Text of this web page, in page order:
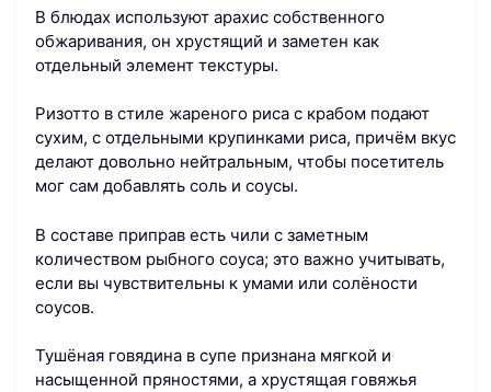
В блюдах используют арахис собственного
обжаривания, он хрустящий и заметен как
отдельный элемент текстуры.
Ризотто в стиле жареного риса с крабом подают
сухим, с отдельными крупинками риса, причём вкус
делают довольно нейтральным, чтобы посетитель
мог сам добавлять соль и соусы.
В составе приправ есть чили с заметным
количеством рыбного соуса; это важно учитывать,
если вы чувствительны к умами или солёности
соусов.
Тушёная говядина в супе признана мягкой и
насыщенной пряностями, а хрустящая говяжья